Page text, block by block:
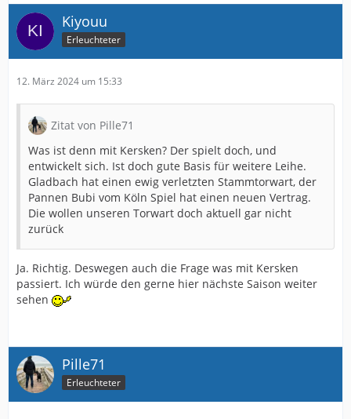
Kiyouu
Erleuchteter
12. März 2024 um 15:33
Zitat von Pille71
Was ist denn mit Kersken? Der spielt doch, und
entwickelt sich. Ist doch gute Basis für weitere Leihe.
Gladbach hat einen ewig verletzten Stammtorwart, der
Pannen Bubi vom Köln Spiel hat einen neuen Vertrag.
Die wollen unseren Torwart doch aktuell gar nicht
zurück
Ja. Richtig. Deswegen auch die Frage was mit Kersken
passiert. Ich würde den gerne hier nächste Saison weiter
sehen
Pille71
Erleuchteter